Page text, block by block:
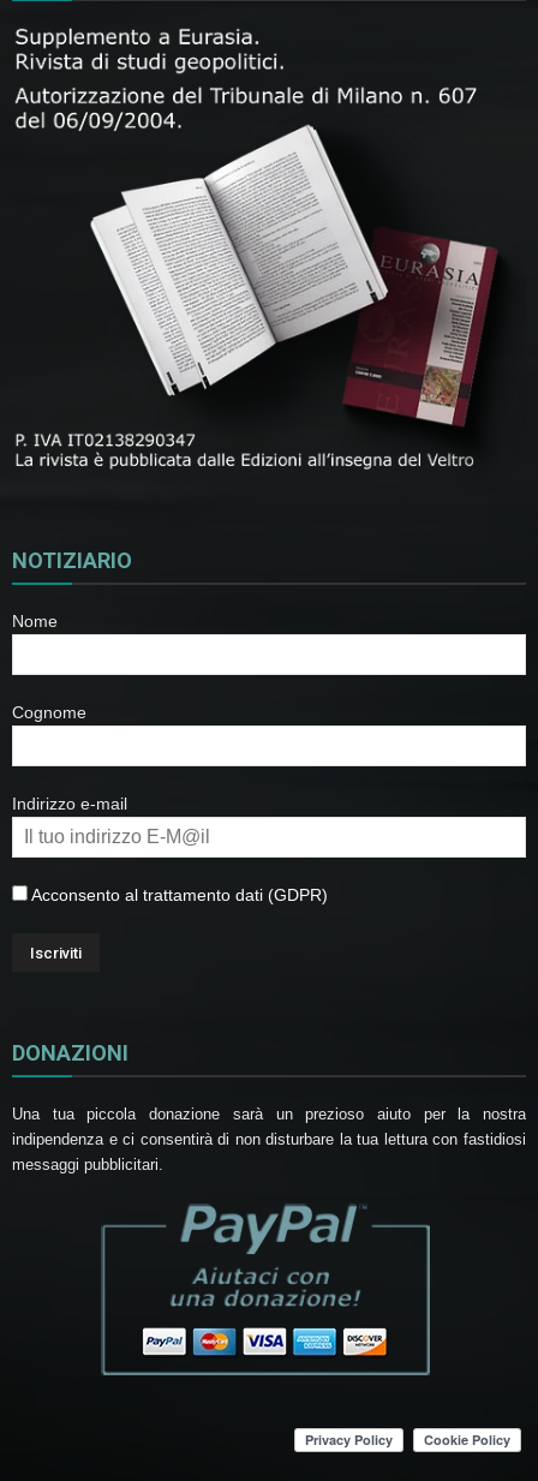
NOTIZIARIO
Nome
Cognome
Indirizzo e-mail
Acconsento al trattamento dati (GDPR)
DONAZIONI
Una tua piccola donazione sarà un prezioso aiuto per la nostra
indipendenza e ci consentirà di non disturbare la tua lettura con fastidiosi
messaggi pubblicitari.